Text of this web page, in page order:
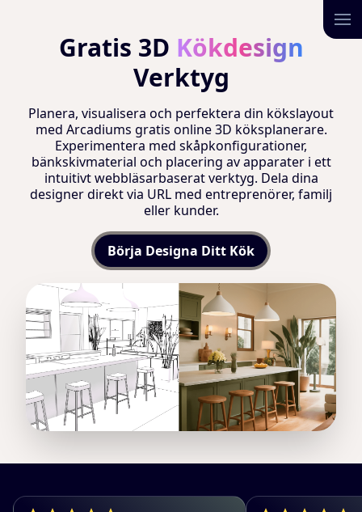
Gratis 3D Kökdesign
Verktyg
Planera, visualisera och perfektera din kökslayout
med Arcadiums gratis online 3D köksplanerare.
Experimentera med skåpkonfigurationer,
bänkskivmaterial och placering av apparater i ett
intuitivt webbläsarbaserat verktyg. Dela dina
designer direkt via URL med entreprenörer, familj
eller kunder.
Börja Designa Ditt Kök